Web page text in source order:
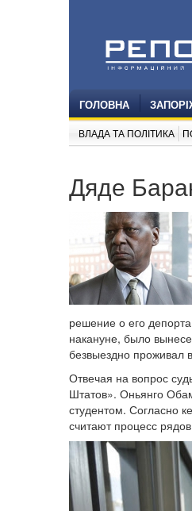
ГОЛОВНА
ВЛАДА ТА ПОЛІТИКА
Дяде
решение о его
накануне, было
безвыездно проживал
Отвечая на вопрос
Штатов». Оньянго
студентом. Согласно
считают процесс